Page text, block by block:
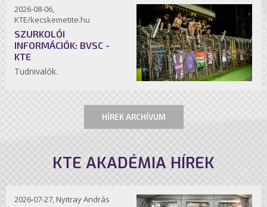
2026-08-06,
KTE/kecskemetite.hu
SZURKOLÓI
INFORMÁCIÓK: BVSC -
KTE
Tudnivalók.
HÍREK ARCHÍVUM
KTE AKADÉMIA HÍREK
2026-07-27, Nyitray András